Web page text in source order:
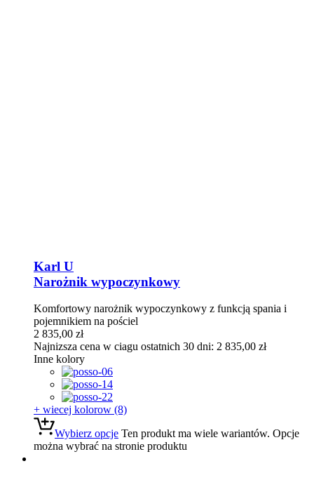
Karl U
Narożnik wypoczynkowy
Komfortowy narożnik wypoczynkowy z funkcją spania i
pojemnikiem na pościel
2 835,00 zł
Najnizsza cena w ciagu ostatnich 30 dni: 2 835,00 zł
Inne kolory
+ wiecej kolorow (8)
Wybierz opcje Ten produkt ma wiele wariantów. Opcje
można wybrać na stronie produktu